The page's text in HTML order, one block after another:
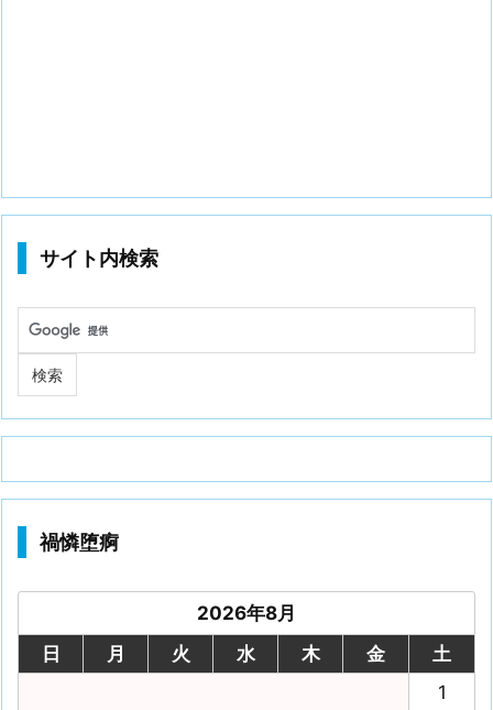
サイト内検索
禍憐堕痾
2026年8月
日
月 火 水 木 金
土
1